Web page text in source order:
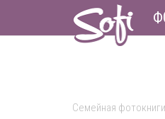
Семейная